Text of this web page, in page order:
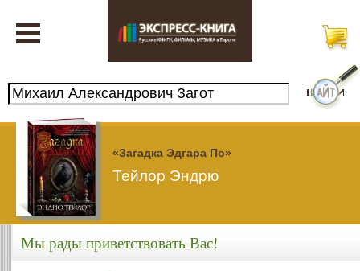
«Загадка Эдгара По»
Тейлор Эндрю
Мы рады приветствовать Вас!